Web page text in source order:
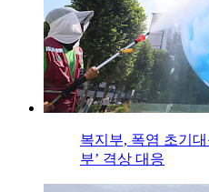
복지부, 폭염 초기
부’ 격상 대응